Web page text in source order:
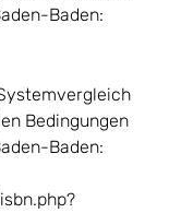
Baden:
Bedingungen
Baden: